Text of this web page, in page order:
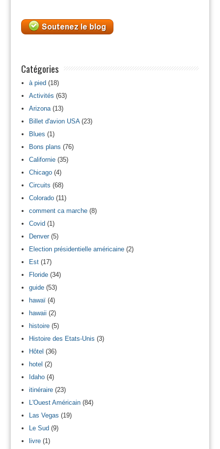
Catégories
à pied(18)
Activités (63)
Arizona(13)
Billet d'avion USA(23)
Blues (1)
Bons plans (76)
Californie(35)
Chicago(4)
Circuits (68)
Colorado(11)
comment ca marche(8)
Covid(1)
Denver(5)
Election présidentielle américaine(2)
Est(17)
Floride(34)
guide(53)
hawaï(4)
hawaii (2)
histoire(5)
Histoire des Etats-Unis (3)
Hôtel (36)
hotel (2)
Idaho(4)
itinéraire(23)
L'Ouest Américain(84)
Las Vegas (19)
Le Sud(9)
livre(1)